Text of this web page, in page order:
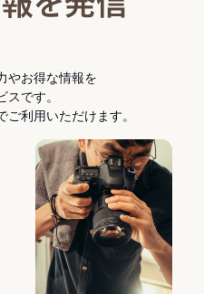
やお得な情報を
です。
利用いただけます。